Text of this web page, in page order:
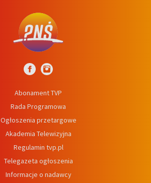
Abonament TVP
Rada Programowa
Ogłoszenia przetargowe
Akademia Telewizyjna
Regulamin tvp.pl
Telegazeta ogłoszenia
Informacje o nadawcy